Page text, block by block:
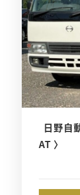
日野
AT